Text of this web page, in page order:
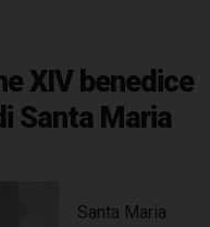
XIV benedice
Santa Maria
Santa Maria